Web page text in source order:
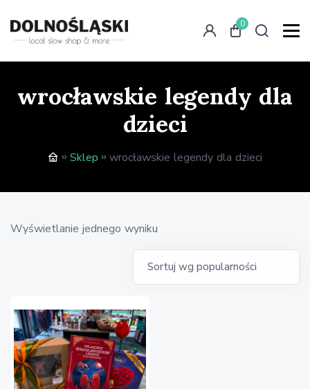
0
wrocławskie legendy dla
dzieci
Sklep wrocławskie legendy dla dzieci
Wyświetlanie jednego wyniku